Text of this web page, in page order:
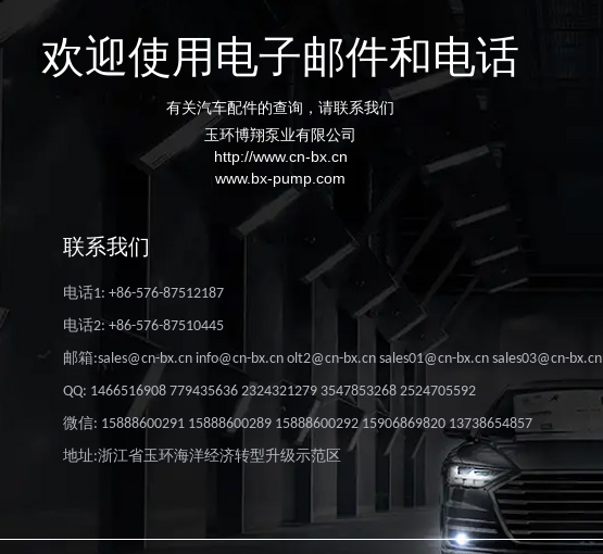
欢迎使用电子邮件和电话
有关汽车配件的查询，请联系我们
玉环博翔泵业有限公司
http://www.cn-bx.cn
www.bx-pump.com
联系我们
电话1: +86-576-87512187
电话2: +86-576-87510445
邮箱:sales@cn-bx.cn info@cn-bx.cn olt2@cn-bx.cn sales01@cn-bx.cn sales03@cn-bx.cn
QQ: 1466516908 779435636 2324321279 3547853268 2524705592
微信: 15888600291 15888600289 15888600292 15906869820 13738654857
地址:浙江省玉环海洋经济转型升级示范区